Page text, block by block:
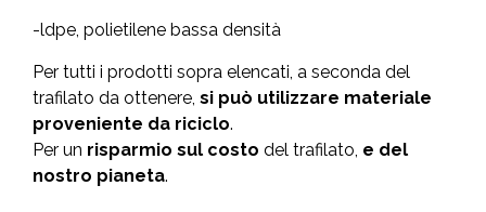
-ldpe, polietilene bassa densità
Per tutti i prodotti sopra elencati, a seconda del
trafilato da ottenere, si può utilizzare materiale
proveniente da riciclo.
Per un risparmio sul costo del trafilato, e del
nostro pianeta.